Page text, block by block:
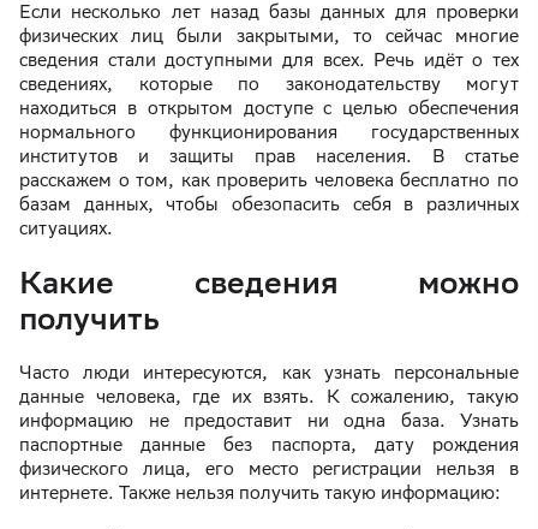
Если несколько лет назад базы данных для проверки
физических лиц были закрытыми, то сейчас многие
сведения стали доступными для всех. Речь идёт о тех
сведениях, которые по законодательству могут
находиться в открытом доступе с целью обеспечения
нормального функционирования государственных
институтов и защиты прав населения. В статье
расскажем о том, как проверить человека бесплатно по
базам данных, чтобы обезопасить себя в различных
ситуациях.
Какие сведения можно
получить
Часто люди интересуются, как узнать персональные
данные человека, где их взять. К сожалению, такую
информацию не предоставит ни одна база. Узнать
паспортные данные без паспорта, дату рождения
физического лица, его место регистрации нельзя в
интернете. Также нельзя получить такую информацию: